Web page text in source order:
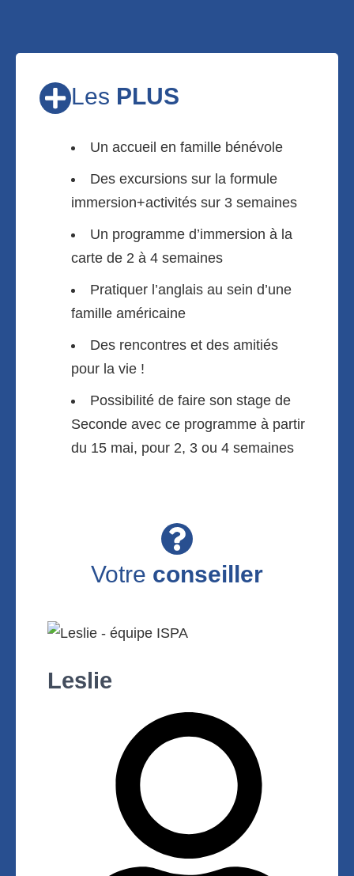
Les PLUS
Un accueil en famille bénévole
Des excursions sur la formule
immersion+activités sur 3 semaines
Un programme d’immersion à la
carte de 2 à 4 semaines
Pratiquer l’anglais au sein d’une
famille américaine
Des rencontres et des amitiés
pour la vie !
Possibilité de faire son stage de
Seconde avec ce programme à partir
du 15 mai, pour 2, 3 ou 4 semaines
Votre conseiller
Leslie